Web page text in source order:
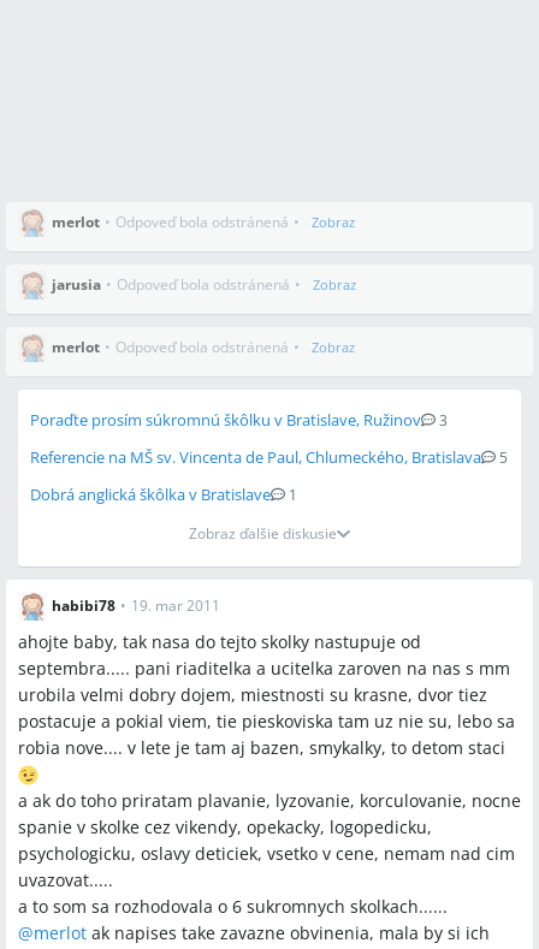
merlot • Odpoveď bola odstránená • Zobraz
jarusia • Odpoveď bola odstránená • Zobraz
merlot • Odpoveď bola odstránená • Zobraz
Poraďte prosím súkromnú škôlku v Bratislave, Ružinov 3
Referencie na MŠ sv. Vincenta de Paul, Chlumeckého, Bratislava 5
Dobrá anglická škôlka v Bratislave
1
Zobraz ďalšie diskusie
habibi78 • 19. mar 2011
ahojte baby, tak nasa do tejto skolky nastupuje od
septembra..... pani riaditelka a ucitelka zaroven na nas s mm
urobila velmi dobry dojem, miestnosti su krasne, dvor tiez
postacuje a pokial viem, tie pieskoviska tam uz nie su, lebo sa
robia nove.... v lete je tam aj bazen, smykalky, to detom staci
a ak do toho priratam plavanie, lyzovanie, korculovanie, nocne
spanie v skolke cez vikendy, opekacky, logopedicku,
psychologicku, oslavy deticiek, vsetko v cene, nemam nad cim
uvazovat.....
a to som sa rozhodovala o 6 sukromnych skolkach......
@merlot ak napises take zavazne obvinenia, mala by si ich